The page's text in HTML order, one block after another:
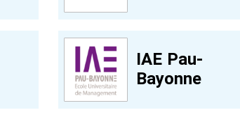
IAE Pau-
Bayonne